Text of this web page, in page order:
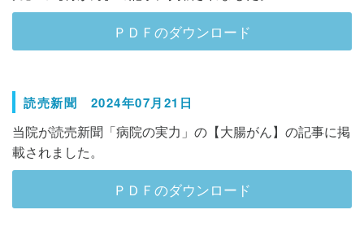
ＰＤＦのダウンロード
読売新聞 2024年07月21日
当院が読売新聞「病院の実力」の【大腸がん】の記事に掲
載されました。
ＰＤＦのダウンロード